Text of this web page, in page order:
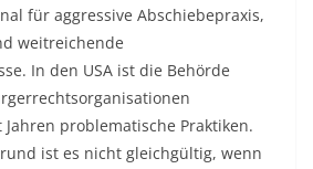
für aggressive Abschiebepraxis,
weitreichende
In den USA ist die Behörde
problematische Praktiken.
ist es nicht gleichgültig, wenn